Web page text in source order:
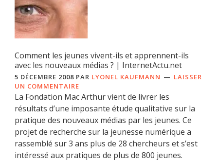
Comment les jeunes vivent-ils et apprennent-ils
avec les nouveaux médias ? | InternetActu.net
5 DÉCEMBRE 2008 PAR LYONEL KAUFMANN
LAISSER
UN COMMENTAIRE
La Fondation Mac Arthur vient de livrer les
résultats d’une imposante étude qualitative sur la
pratique des nouveaux médias par les jeunes. Ce
projet de recherche sur la jeunesse numérique a
rassemblé sur 3 ans plus de 28 chercheurs et s’est
intéressé aux pratiques de plus de 800 jeunes.